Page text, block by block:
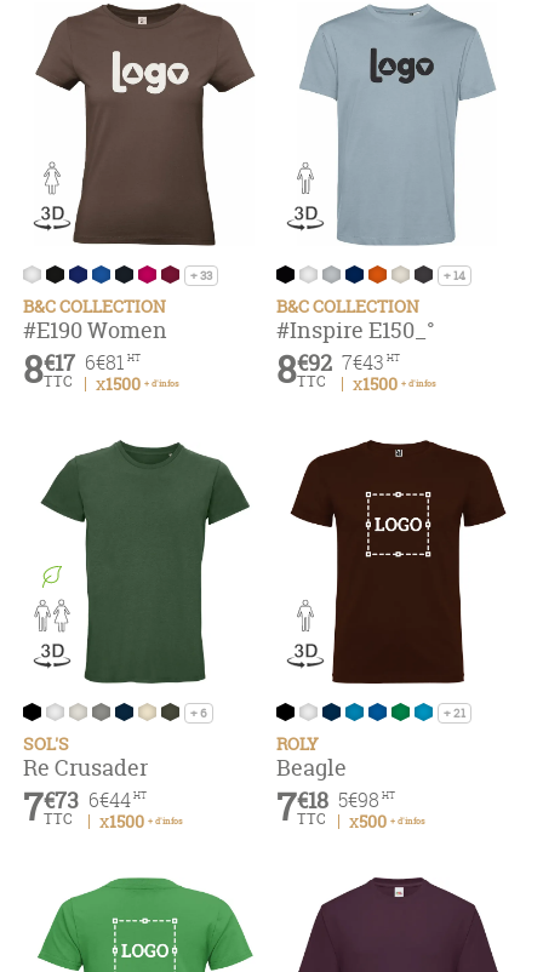
+ 33
B&C COLLECTION
#E190 Women
6€81 HT
x1500 + d'infos
8€17
TTC
+ 14
B&C COLLECTION
#inspire E150_°
7€43 HT
x1500 + d'infos
8€92
TTC
+ 6
SOL'S
Re Crusader
6€44 HT
x1500 + d'infos
7€73
TTC
+ 21
ROLY
Beagle
5€98 HT
x500 + d'infos
7€18
TTC